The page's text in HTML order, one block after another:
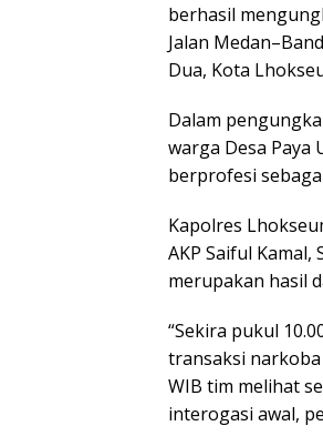
berhasil
Jalan
Dua, Kota
Dalam
warga Desa Paya
berprofesi
Kapolres
AKP Saiful Kamal,
merupakan hasil
“Sekira pukul
transaksi narkoba
WIB tim melihat
interogasi awal,